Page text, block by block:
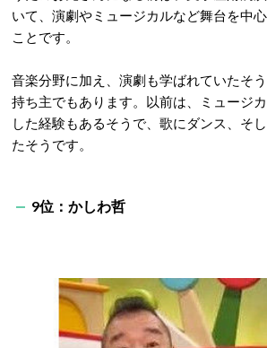
いて、演劇やミュージカルなど舞台を中
ことです。
音楽分野に加え、演劇も学ばれていたそ
持ち主でもあります。以前は、ミュージ
した経験もあるそうで、歌にダンス、そ
たそうです。
9位：かしわ哲